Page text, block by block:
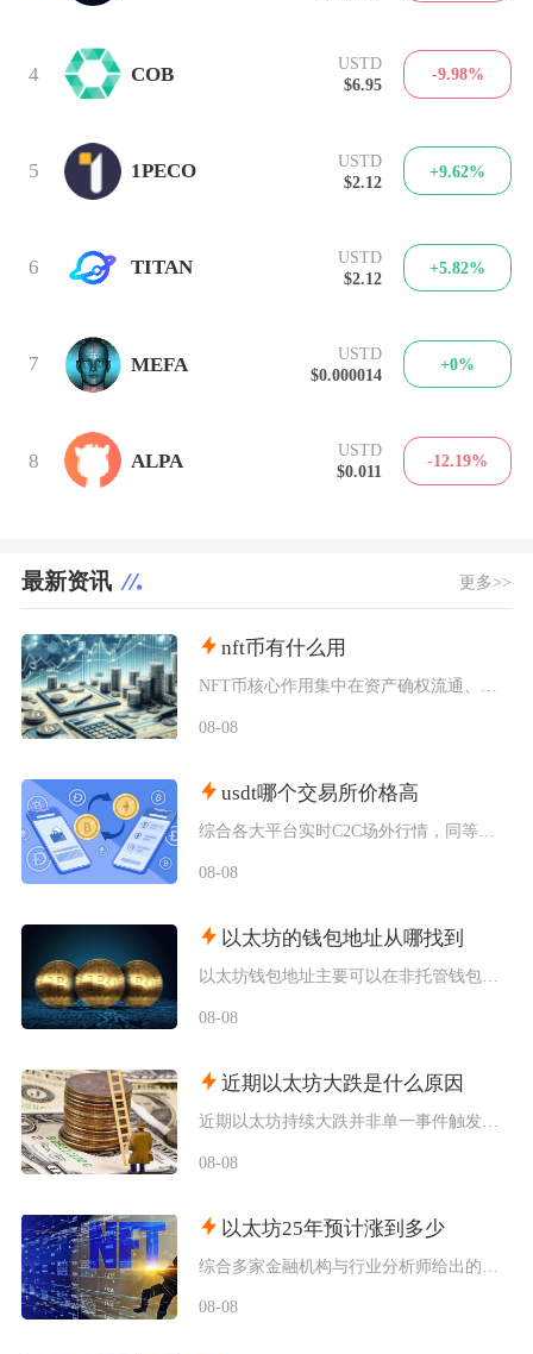
4 COB
USTD
$6.95
-9.98%
5 1PECO
USTD
$2.12
+9.62%
6 TITAN
USTD
$2.12
+5.82%
7 MEFA
USTD
$0.000014
+0%
8 ALPA
USTD
$0.011
-12.19%
最新资讯 更多>>
nft币有什么用
NFT币核心作用集中在资产确权流通、生态权益兑现、金融抵押套利、身份凭证认证四大方向，既是
08-08
usdt哪个交易所价格高
综合各大平台实时C2C场外行情，同等支付渠道下Bybit场内场外USDT卖出报价长期高于其
08-08
以太坊的钱包地址从哪找到
08-08
近期以太坊大跌是什么原因
08-08
以太坊25年预计涨到多少
08-08